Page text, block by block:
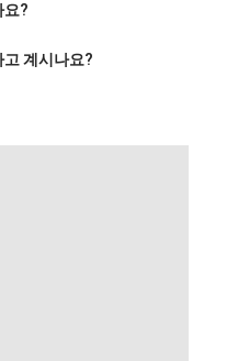
요?
고 계시나요?